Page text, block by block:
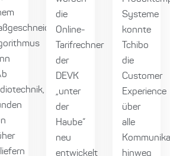
die
Online-
Tarifrechner
der
DEVK
„unter
der
Haube“
neu
entwickelt
Systeme
konnte
Tchibo
die
Customer
Experience
über
alle
hinweg